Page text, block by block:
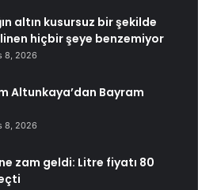
altın kusursuz bir şekilde
hiçbir şeye benzemiyor
8, 2026
Altunkaya’dan Bayram
8, 2026
zam geldi: Litre fiyatı 80